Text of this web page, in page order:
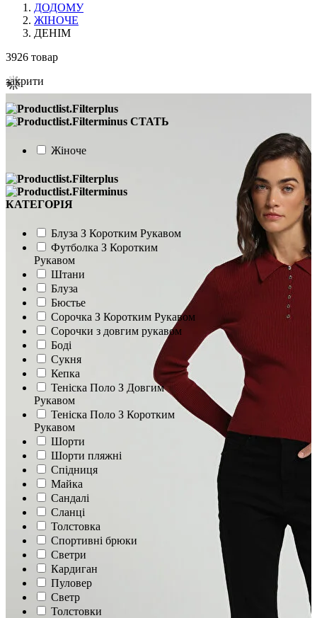
ДОДОМУ
ЖІНОЧЕ
ДЕНІМ
3926 товар
закрити
СТАТЬ
Жіноче
КАТЕГОРІЯ
Блуза З Коротким Рукавом
Футболка З Коротким
Рукавом
Штани
Блуза
Бюстье
Сорочка З Коротким Рукавом
Сорочки з довгим рукавом
Боді
Сукня
Кепка
Теніска Поло З Довгим
Рукавом
Теніска Поло З Коротким
Рукавом
Шорти
Шорти пляжні
Спідниця
Майка
Сандалі
Сланцi
Толстовка
Спортивні брюки
Светри
Кардиган
Пуловер
Светр
Толстовки